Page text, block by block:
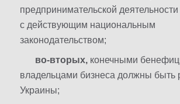
предпринимательской деятельности
с действующим национальным
законодательством;
во-вторых, конечными
владельцами бизнеса должны быть
Украины;